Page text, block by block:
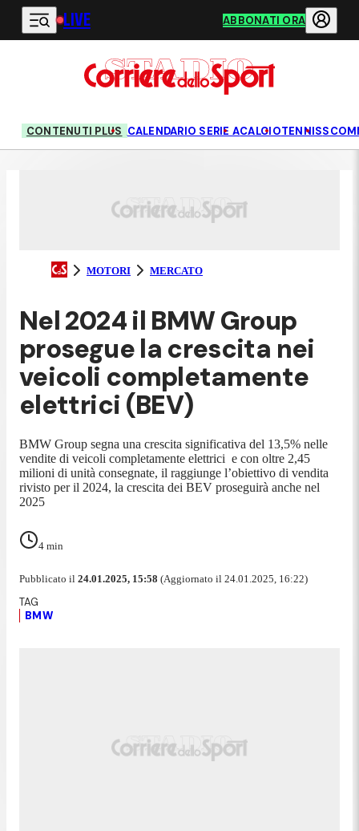
Vai al contenuto principale
LIVE ABBONATI ORA
CONTENUTI PLUS CALENDARIO SERIE ACALCIOTENNIS
MOTORI MERCATO
Nel 2024 il BMW Group
prosegue la crescita nei
veicoli completamente
elettrici (BEV)
BMW Group segna una crescita significativa del 13,5% nelle
vendite di veicoli completamente elettrici e con oltre 2,45
milioni di unità consegnate, il raggiunge l’obiettivo di vendita
rivisto per il 2024, la crescita dei BEV proseguirà anche nel
2025
4 min
Pubblicato il 24.01.2025, 15:58 (Aggiornato il 24.01.2025, 16:22)
BMW